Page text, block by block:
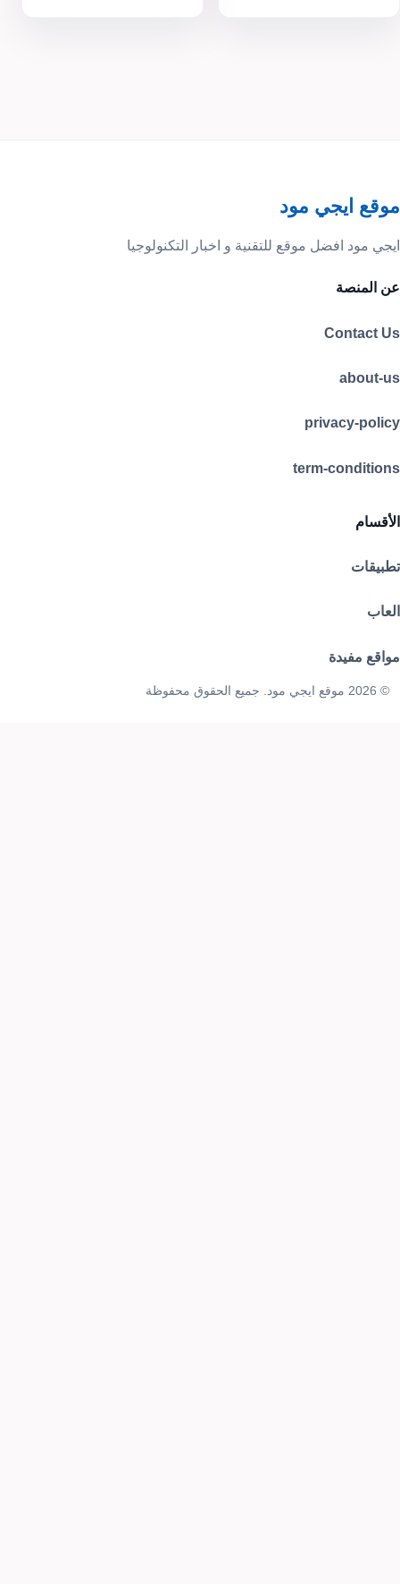
موقع ايجي مود
ايجي مود افضل موقع للتقنية و اخبار التكنولوجيا
عن المنصة
Contact Us
about-us
privacy-policy
term-conditions
الأقسام
تطبيقات
العاب
مواقع مفيدة
© 2026 موقع ايجي مود. جميع الحقوق محفوظة